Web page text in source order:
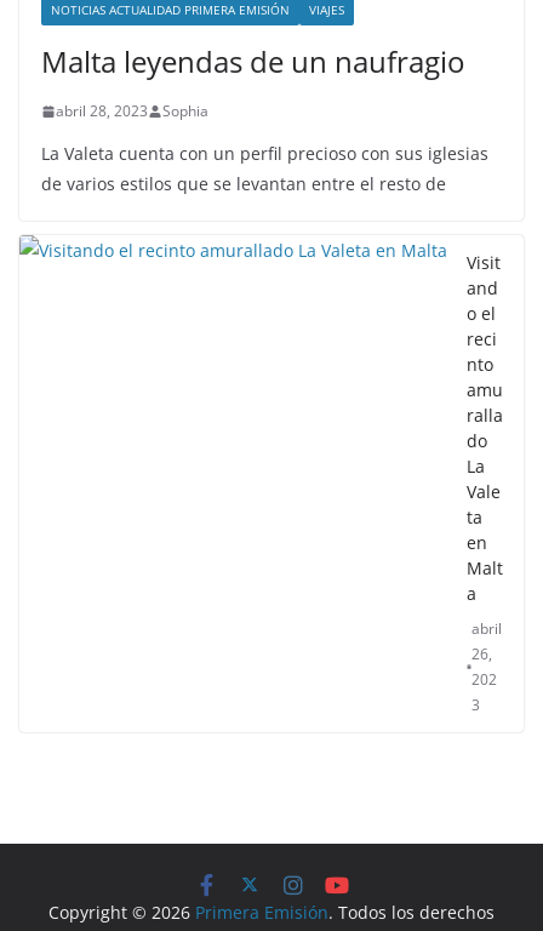
NOTICIAS ACTUALIDAD PRIMERA EMISIÓN VIAJES
Malta leyendas de un naufragio
abril 28, 2023 Sophia
La Valeta cuenta con un perfil precioso con sus iglesias
de varios estilos que se levantan entre el resto de
Visit
and
o el
reci
nto
amu
ralla
do
La
Vale
ta
en
Malt
a
abril
26,
202
3
Copyright © 2026 Primera Emisión. Todos los derechos